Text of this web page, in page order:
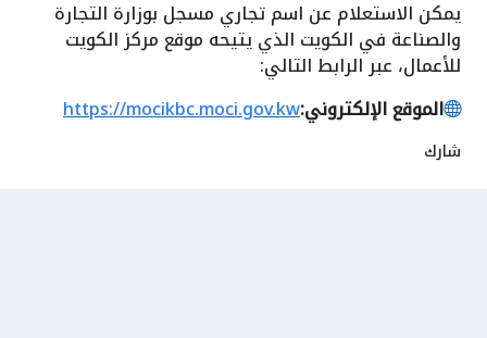
يمكن الاستعلام عن اسم تجاري مسجل بوزارة التجارة
والصناعة في الكويت الذي يتيحه موقع مركز الكويت
للأعمال، عبر الرابط التالي:
الموقع الإلكتروني:https://mocikbc.moci.gov.kw
شارك